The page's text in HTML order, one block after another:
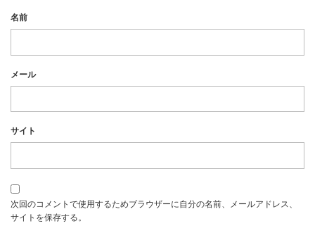
名前
メール
サイト
次回のコメントで使用するためブラウザーに自分の名前、メールアドレス、
サイトを保存する。